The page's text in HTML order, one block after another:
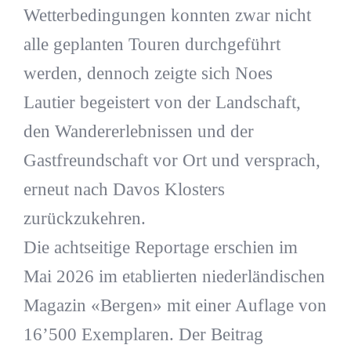
Wetterbedingungen konnten zwar nicht
alle geplanten Touren durchgeführt
werden, dennoch zeigte sich Noes
Lautier begeistert von der Landschaft,
den Wandererlebnissen und der
Gastfreundschaft vor Ort und versprach,
erneut nach Davos Klosters
zurückzukehren.
Die achtseitige Reportage erschien im
Mai 2026 im etablierten niederländischen
Magazin «Bergen» mit einer Auflage von
16’500 Exemplaren. Der Beitrag